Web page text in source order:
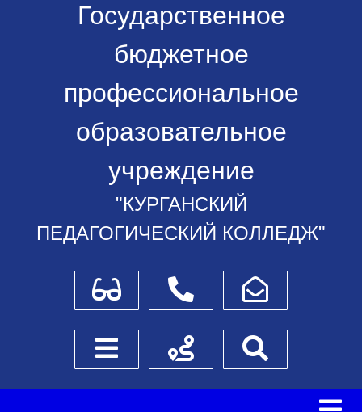
Государственное
бюджетное
профессиональное
образовательное
учреждение
"КУРГАНСКИЙ
ПЕДАГОГИЧЕСКИЙ КОЛЛЕДЖ"
Для слабовидящихТелефоныНаписать обращение
Боковое менюСхема проезда